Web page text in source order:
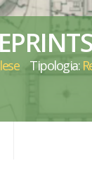
Tipologia: